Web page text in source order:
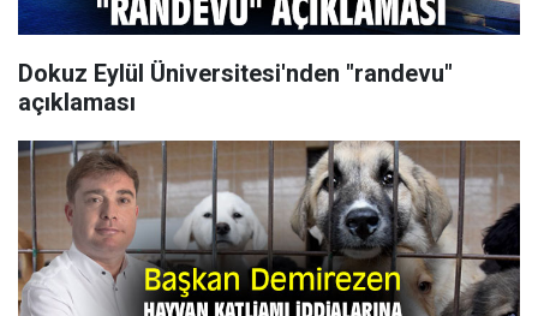
Dokuz Eylül Üniversitesi'nden "randevu"
açıklaması